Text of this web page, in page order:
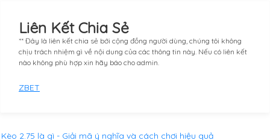
Liên Kết Chia Sẻ
** Đây là liên kết chia sẻ bới cộng đồng người dùng, chúng tôi không
chịu trách nhiệm gì về nội dung của các thông tin này. Nếu có liên kết
nào không phù hợp xin hãy báo cho admin.
ZBET
Kèo 2.75 là gì - Giải mã ý nghĩa và cách chơi hiệu quả